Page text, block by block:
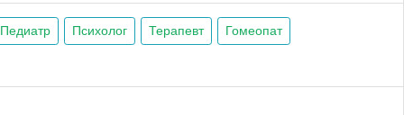
Педиатр Психолог Терапевт Гомеопат